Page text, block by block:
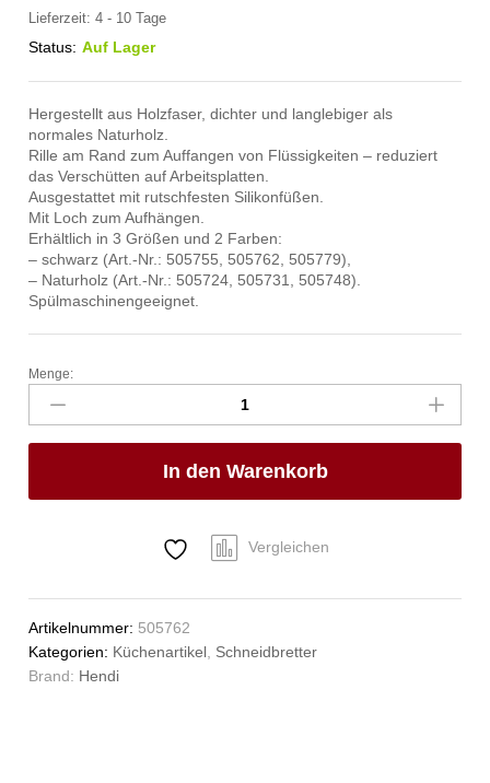
Lieferzeit:4 - 10 Tage
Status: Auf Lager
Hergestellt aus Holzfaser, dichter und langlebiger als
normales Naturholz.
Rille am Rand zum Auffangen von Flüssigkeiten – reduziert
das Verschütten auf Arbeitsplatten.
Ausgestattet mit rutschfesten Silikonfüßen.
Mit Loch zum Aufhängen.
Erhältlich in 3 Größen und 2 Farben:
– schwarz (Art.-Nr.: 505755, 505762, 505779),
– Naturholz (Art.-Nr.: 505724, 505731, 505748).
Spülmaschinengeeignet.
Holzfaser-
Schneidbrett
,
HENDI,
370x275x(H)6mm
Menge:
In den Warenkorb
Vergleichen
Artikelnummer: 505762
Kategorien: Küchenartikel Schneidbretter
Brand: Hendi